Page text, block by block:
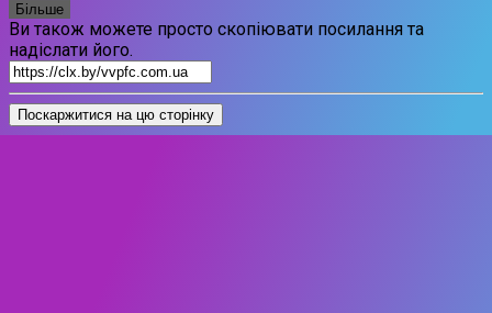
Більше
Ви також можете просто скопіювати посилання та
надіслати його.
Поскаржитися на цю сторінку